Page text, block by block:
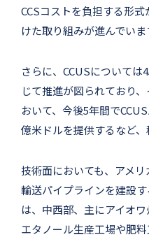
CCSコストを負担する形
けた取り組みが進んでいま
さらに、CCUSについて
じて推進が図られており
おいて、今後5年間で
億米ドルを提供するなど、
技術面においても、アメ
輸送パイプラインを建設
は、中西部、主にアイオ
エタノール生産工場や肥